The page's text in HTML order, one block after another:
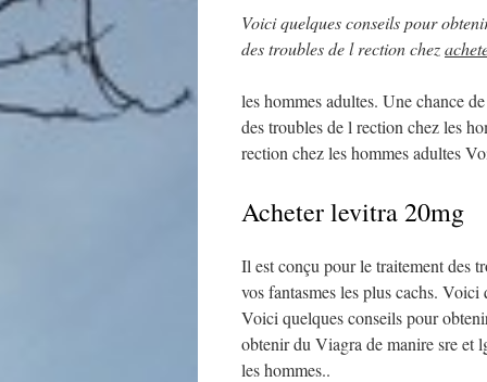
Voiciquelques conseils pour
des troubles de l rection chez
les hommes adultes. Une chance
des troubles de l rection chez les
rection chez les hommes adultes
Acheter levitra 20mg
Il est conçu pour le traitement des
vos fantasmes les plus cachs.
Voici quelques conseils pour
obtenir du Viagra de manire sre et
les hommes..